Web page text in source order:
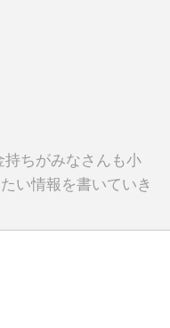
ちがみなさんも小
い情報を書いていき